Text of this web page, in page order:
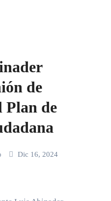
de
Plan de
Dic 16, 2024